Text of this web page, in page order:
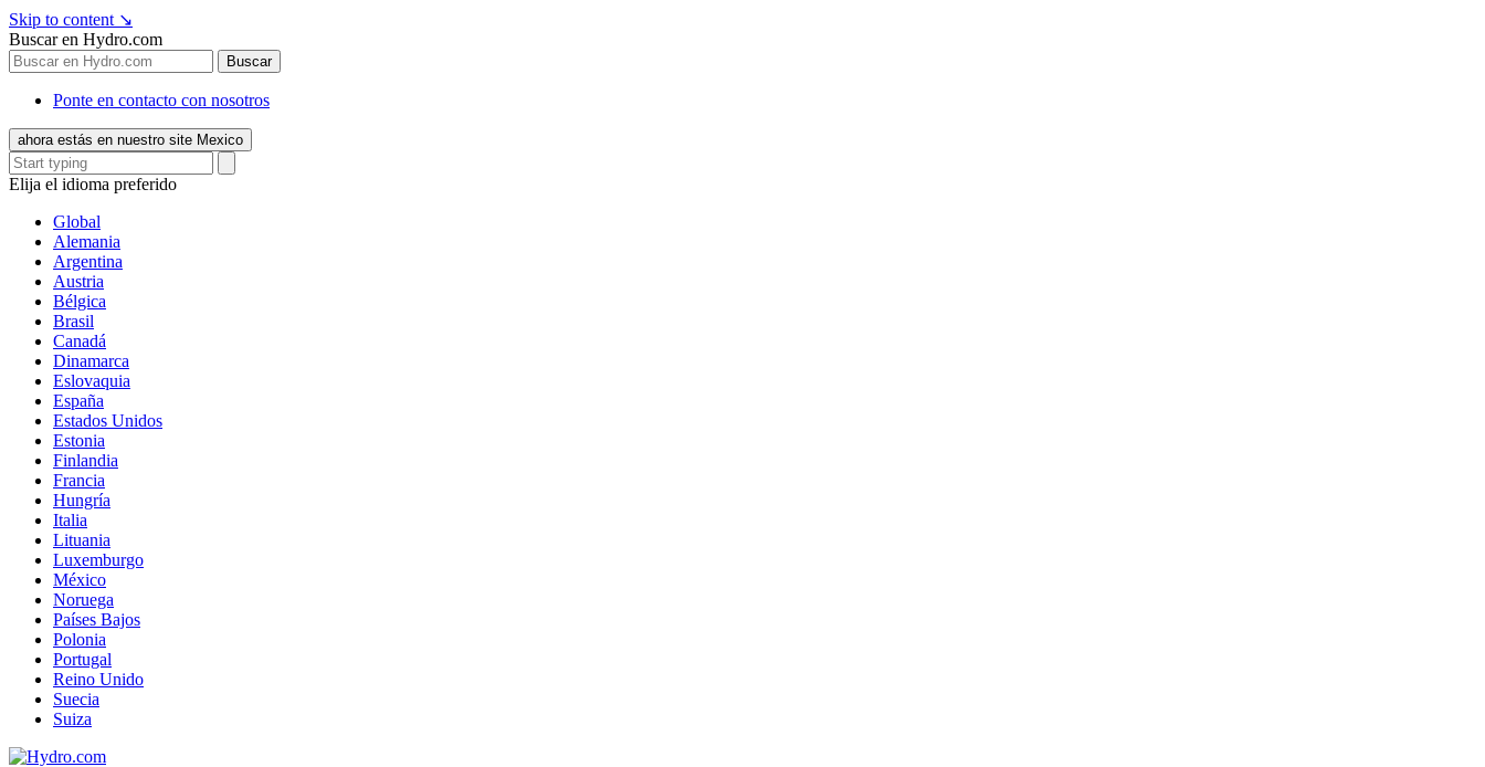
Skip to content ↘
Buscar en Hydro.com
Buscar
Ponte en contacto con nosotros
ahora estás en nuestro site Mexico
Elija el idioma preferido
Global
Alemania
Argentina
Austria
Bélgica
Brasil
Canadá
Dinamarca
Eslovaquia
España
Estados Unidos
Estonia
Finlandia
Francia
Hungría
Italia
Lituania
Luxemburgo
México
Noruega
Países Bajos
Polonia
Portugal
Reino Unido
Suecia
Suiza